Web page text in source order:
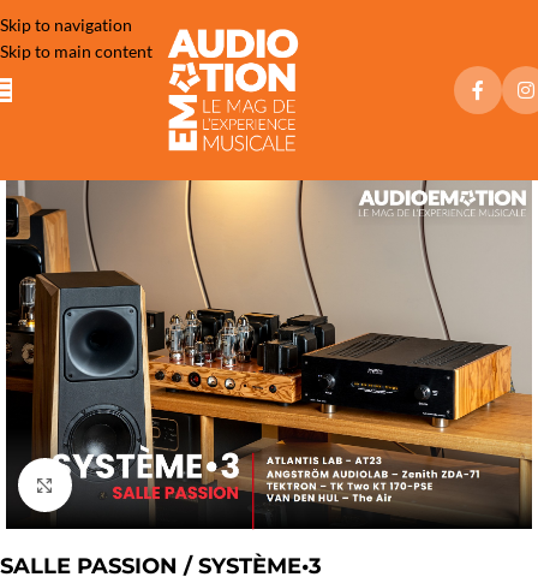
Skip to navigation
Skip to main content
Click to enlarge
SALLE PASSION / SYSTÈME•3